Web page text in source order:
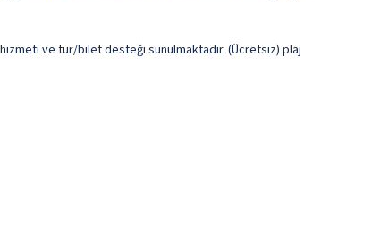
ve tur/bilet desteği sunulmaktadır. (Ücretsiz) plaj